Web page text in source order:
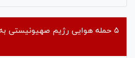
۵ حمله هوایی رژیم صهیونیستی به شهر سحمر